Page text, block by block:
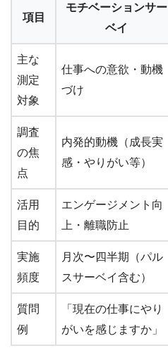
項目
モチベーションサー
ベイ
主な
測定
対象
仕事への意欲・動機
づけ
調査
の焦
点
内発的動機（成長実
感・やりがい等）
活用
目的
エンゲージメント向
上・離職防止
実施
頻度
月次〜四半期（パル
スサーベイ含む）
質問
例
「現在の仕事にやり
がいを感じますか」